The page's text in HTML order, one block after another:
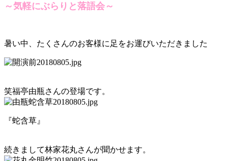
～気軽にぶらりと落語会～
暑い中、たくさんのお客様に足をお運びいただきました
笑福亭由瓶さんの登場です。
『蛇含草』
続きまして林家花丸さんが聞かせます。